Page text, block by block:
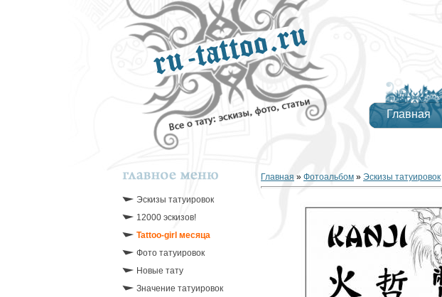
Главная
Эскизы татуировок
12000 эскизов!
Tattoo-girl месяца
Фото татуировок
Новые тату
Значение татуировок
Главная » Фотоальбом » Эскизы татуировок